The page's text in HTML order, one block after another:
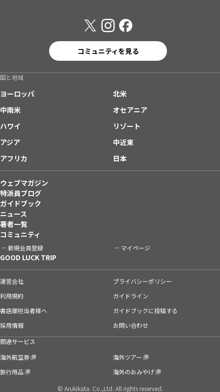
コミュニティを見る
国と地域
ヨーロッパ
北米
中南米
オセアニア
ハワイ
リゾート
アジア
中近東
アフリカ
日本
ウェブマガジン
特派員ブログ
ガイドブック
ニュース
著者一覧
コミュニティ
新規会員登録 マイページ
GOOD LUCK TRIP
運営会社
プライバシーポリシー
利用規約
ガイドライン
書店御担当者様へ
ガイドブックに投稿する
採用情報
お問い合わせ
関連サービス
海外航空券
海外ツアー
旅行用品
海外のおみやげ
© Arukikata. Co.,Ltd. All rights reserved.